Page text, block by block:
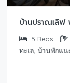
บ้านปราณเลิฟ
5 Beds
ทะเล, บ้านพักแ